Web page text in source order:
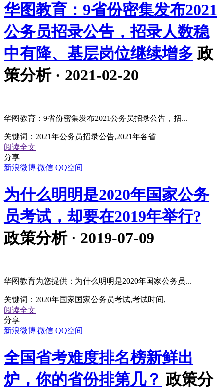
华图教育：9省份密集发布2021
公务员招录公告，招录人数稳
中有降、基层岗位继续增多 政
策分析 · 2021-02-20
华图教育：9省份密集发布2021公务员招录公告，招...
关键词： 2021年公务员招录公告,2021年各省
阅读全文
分享
新浪微博 微信 QQ空间
为什么明明是2020年国家公务
员考试，却要在2019年举行?
政策分析 · 2019-07-09
华图教育为您提供：为什么明明是2020年国家公务员...
关键词： 2020年国家国家公务员考试,考试时间,
阅读全文
分享
新浪微博 微信 QQ空间
全国省考难度排名榜新鲜出
炉，你的省份排第几？ 政策分